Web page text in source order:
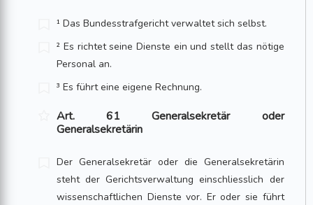
¹ Das Bundesstrafgericht verwaltet sich selbst.
² Es richtet seine Dienste ein und stellt das nötige
Personal an.
³ Es führt eine eigene Rechnung.
Art. 61 Generalsekretär oder
Generalsekretärin
Der Generalsekretär oder die Generalsekretärin
steht der Gerichtsverwaltung ein­schliesslich der
wissenschaftlichen Dienste vor. Er oder sie führt